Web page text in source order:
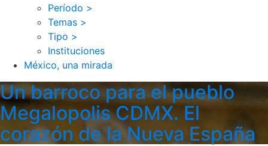
Período >
Temas >
Tipo >
Instituciones
México, una mirada
Un barroco para el pueblo
Megalopolis CDMX. El
corazón de la Nueva España